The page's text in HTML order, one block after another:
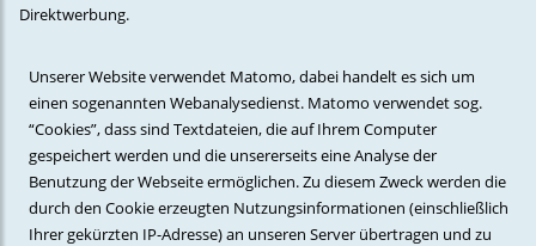
Direktwerbung.
Unserer Website verwendet Matomo, dabei handelt es sich um
einen sogenannten Webanalysedienst. Matomo verwendet sog.
“Cookies”, dass sind Textdateien, die auf Ihrem Computer
gespeichert werden und die unsererseits eine Analyse der
Benutzung der Webseite ermöglichen. Zu diesem Zweck werden die
durch den Cookie erzeugten Nutzungsinformationen (einschließlich
Ihrer gekürzten IP-Adresse) an unseren Server übertragen und zu